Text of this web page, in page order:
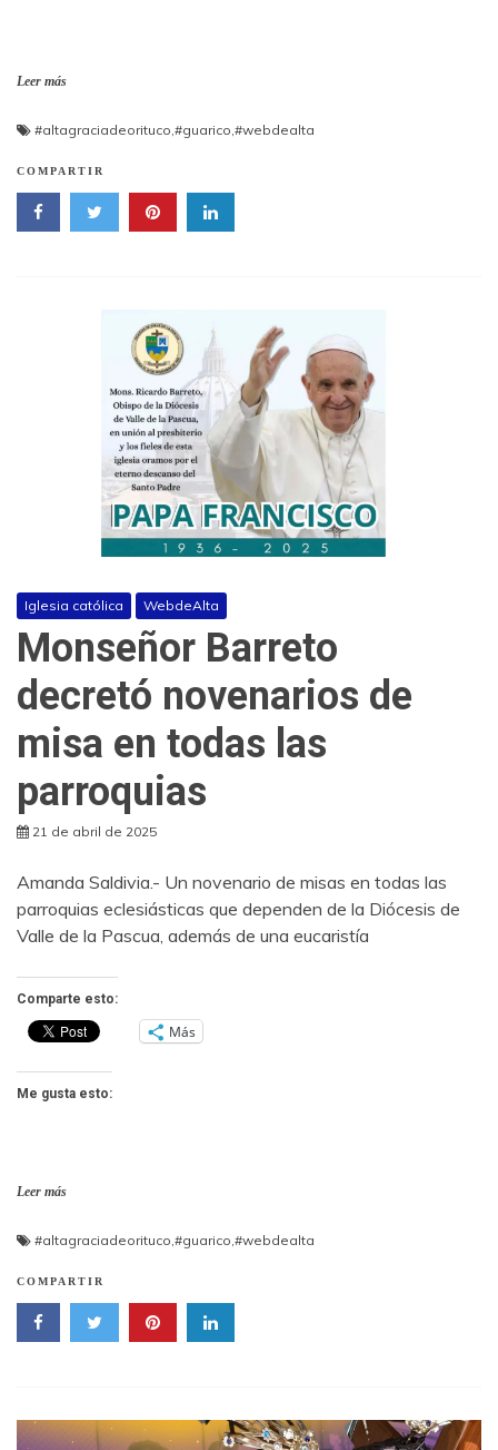
Leer más
#altagraciadeorituco #guarico #webdealta
COMPARTIR
Iglesia católica WebdeAlta
Monseñor Barreto
decretó novenarios de
misa en todas las
parroquias
21 de abril de 2025
Amanda Saldivia.- Un novenario de misas en todas las
parroquias eclesiásticas que dependen de la Diócesis de
Valle de la Pascua, además de una eucaristía
Comparte esto:
Más
Me gusta esto:
Leer más
#altagraciadeorituco,#guarico,#webdealta
COMPARTIR